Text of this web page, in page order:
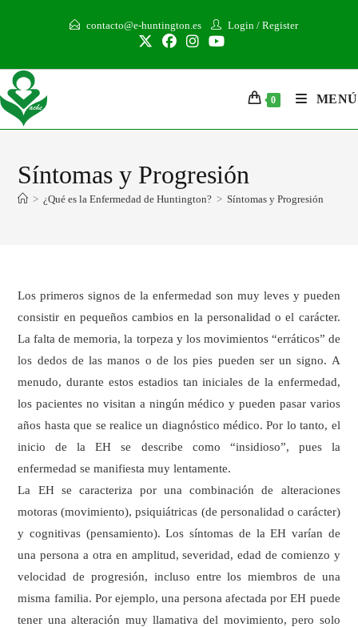
contacto@e-huntington.es Login / Register
0 MENÚ
Síntomas y Progresión
> ¿Qué es la Enfermedad de Huntington? > Síntomas y Progresión
Los primeros signos de la enfermedad son muy leves y pueden
consistir en pequeños cambios en la personalidad o el carácter.
La falta de memoria, la torpeza y los movimientos “erráticos” de
los dedos de las manos o de los pies pueden ser un signo. A
menudo, durante estos estadios tan iniciales de la enfermedad,
los pacientes no visitan a ningún médico y pueden pasar varios
años hasta que se realice un diagnóstico médico. Por lo tanto, el
inicio de la EH se describe como “insidioso”, pues la
enfermedad se manifiesta muy lentamente.
La EH se caracteriza por una combinación de alteraciones
motoras (movimiento), psiquiátricas (de personalidad o carácter)
y cognitivas (pensamiento). Los síntomas de la EH varían de
una persona a otra en amplitud, severidad, edad de comienzo y
velocidad de progresión, incluso entre los miembros de una
misma familia. Por ejemplo, una persona afectada por EH puede
tener una alteración muy llamativa del movimiento, pero solo